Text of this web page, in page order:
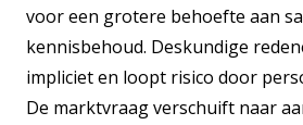
voor een grotere behoefte aan
kennisbehoud. Deskundige
impliciet en loopt risico door
De marktvraag verschuift naar